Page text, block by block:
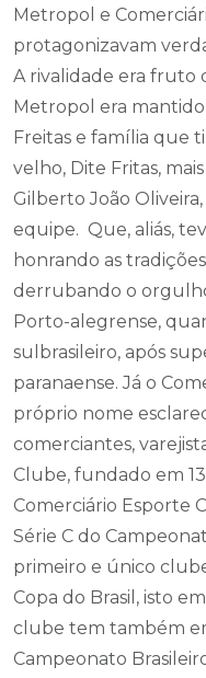
Metropol e
protagonizavam
A rivalidade era fruto
Metropol era
Freitas e família que
velho, Dite Fritas,
Gilberto João
equipe. Que, aliás,
honrando as
derrubando o
Porto-alegrense,
sulbrasileiro, após
paranaense. Já o
próprio nome
comerciantes,
Clube, fundado em
Comerciário Esporte
Série C do
primeiro e único
Copa do Brasil, isto
clube tem também
Campeonato